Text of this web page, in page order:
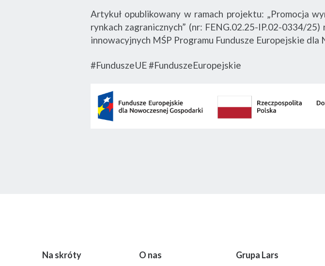
Artykuł opublikowany w ramach projektu: „Promocja
rynkach zagranicznych” (nr: FENG.02.25-IP.02-0334/
innowacyjnych MŚP Programu Fundusze Europejskie
#FunduszeUE #FunduszeEuropejskie
Na skróty O nas Grupa Lars